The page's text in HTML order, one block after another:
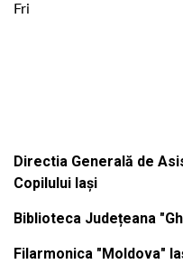
Fri
Directia Generală de
Copilului Iași
Biblioteca Județeana
Filarmonica "Moldova"